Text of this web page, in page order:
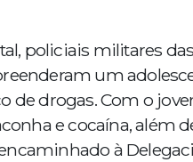
policiais militares
um
de drogas. Com o
e cocaína, além
à